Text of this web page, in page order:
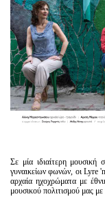
Σε μία ιδιαίτερη
γυναικείων φωνών, οι Lyre
αρχαία ηχοχρώματα με
μουσικού πολιτισμού μας